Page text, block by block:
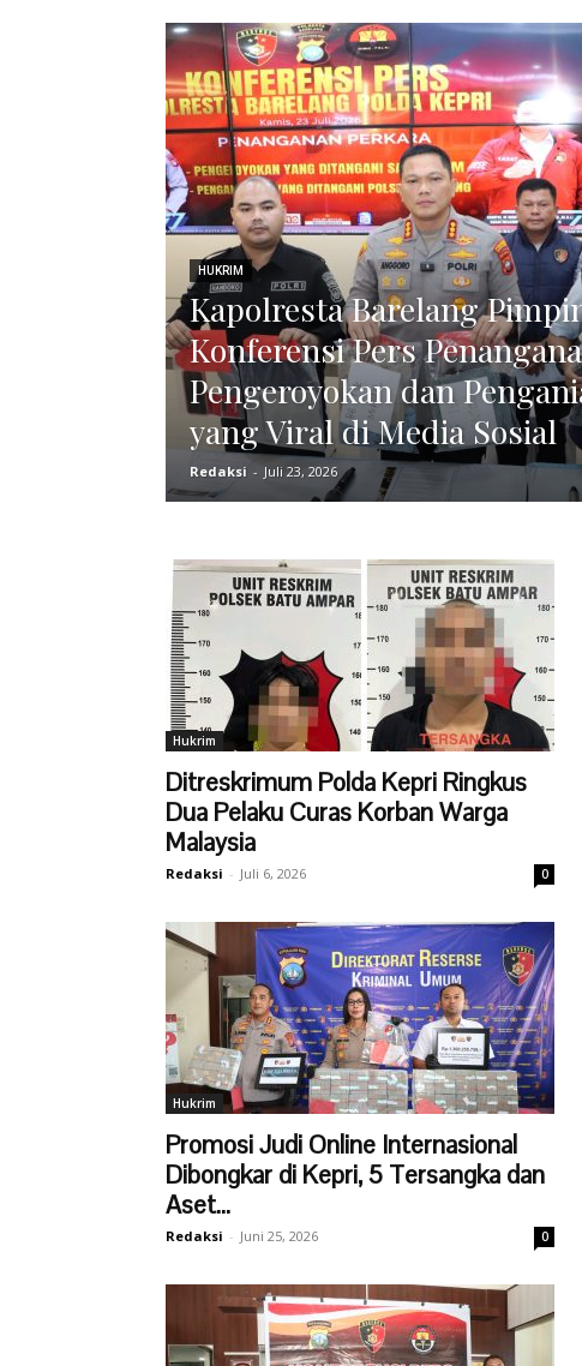
HUKRIM
Kapolresta Barelang
Konferensi Pers
Pengeroyokan dan
yang Viral di Media Sosial
Redaksi - Juli 23, 2026
Hukrim
Ditreskrimum Polda Kepri Ringkus
Dua Pelaku Curas Korban Warga
Malaysia
Redaksi - Juli 6, 2026 0
Hukrim
Promosi Judi Online Internasional
Dibongkar di Kepri, 5 Tersangka dan
Aset...
Redaksi - Juni 25, 2026 0